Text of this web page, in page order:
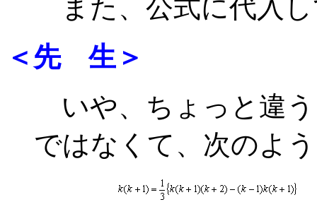
また、公式に代入
＜先 生＞
いや、ちょっと違
ではなくて、次のよ